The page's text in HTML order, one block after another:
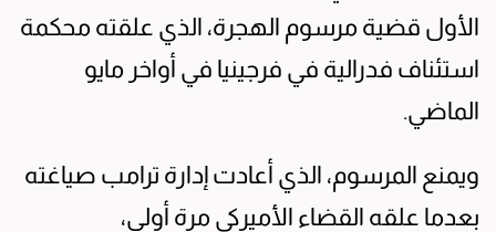
الأول قضية مرسوم الهجرة، الذي علقته محكمة
استئناف فدرالية في فرجينيا في أواخر مايو
الماضي.
ويمنع المرسوم، الذي أعادت إدارة ترامب صياغته
بعدما علقه القضاء الأميركي مرة أولى،